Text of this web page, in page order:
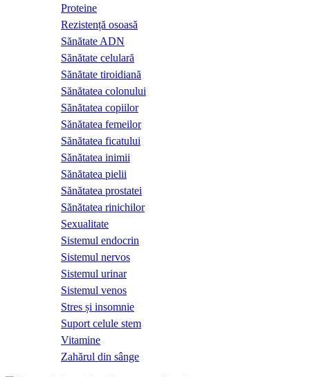
Proteine
Rezistență osoasă
Sănătate ADN
Sănătate celulară
Sănătate tiroidiană
Sănătatea colonului
Sănătatea copiilor
Sănătatea femeilor
Sănătatea ficatului
Sănătatea inimii
Sănătatea pielii
Sănătatea prostatei
Sănătatea rinichilor
Sexualitate
Sistemul endocrin
Sistemul nervos
Sistemul urinar
Sistemul venos
Stres și insomnie
Suport celule stem
Vitamine
Zahărul din sânge